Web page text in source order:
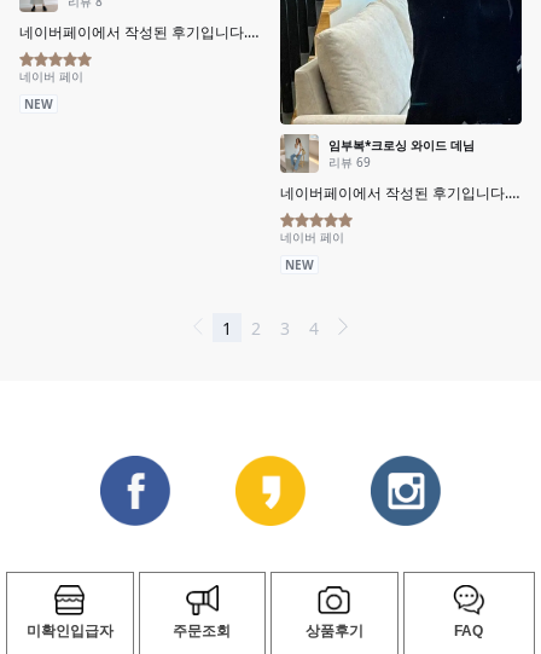
미확인입급자 주문조회 상품후기 FAQ